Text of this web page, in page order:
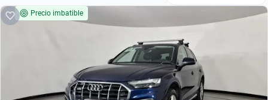
Busca por versión
Precio imbatible